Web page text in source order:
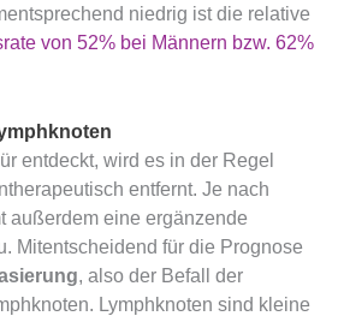
niedrig ist die relative
von 52% bei Männern bzw. 62%
entdeckt, wird es in der Regel
entfernt. Je nach
außerdem eine ergänzende
Mitentscheidend für die Prognose
, also der Befall der
Lymphknoten sind kleine